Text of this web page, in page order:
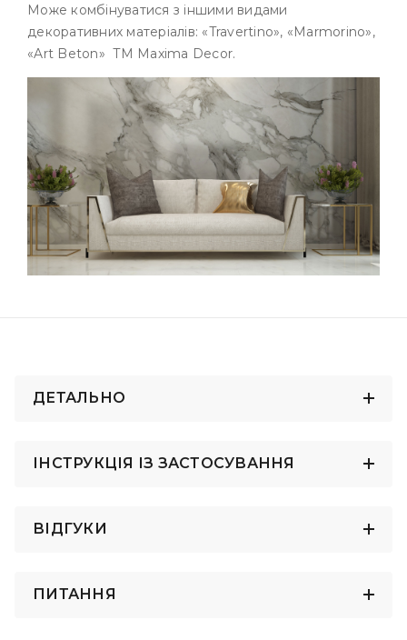
Може комбінуватися з іншими видами
декоративних матеріалів: «Travertino», «Marmorino»,
«Art Beton» TM Maxima Decor.
ДЕТАЛЬНО
ІНСТРУКЦІЯ ІЗ ЗАСТОСУВАННЯ
ВІДГУКИ
ПИТАННЯ